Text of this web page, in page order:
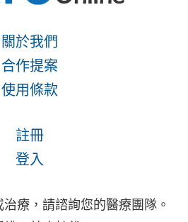
關於我們
合作提案
使用條款
註冊
登入
療，請諮詢您的醫療團隊。